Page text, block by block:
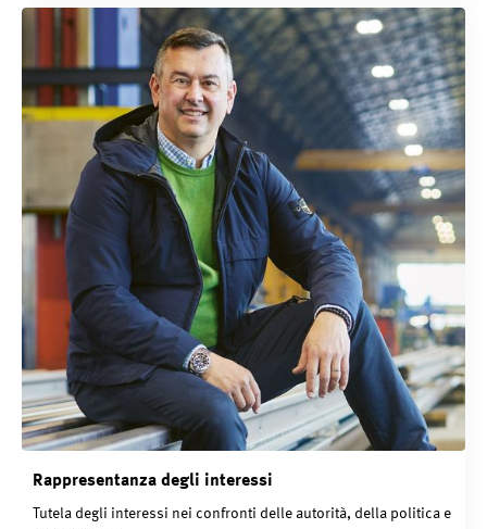
Rappresentanza degli interessi
Tutela degli interessi nei confronti delle autorità, della politica e